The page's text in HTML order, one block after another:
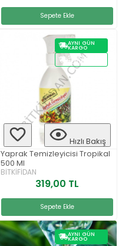
Sepete Ekle
AYNI GÜN
KARGO
STOKTAN
TESLIM
Hızlı Bakış
Yaprak Temizleyicisi Tropikal
500 Ml
BİTKİFİDAN
319,00 TL
Sepete Ekle
AYNI GÜN
KARGO